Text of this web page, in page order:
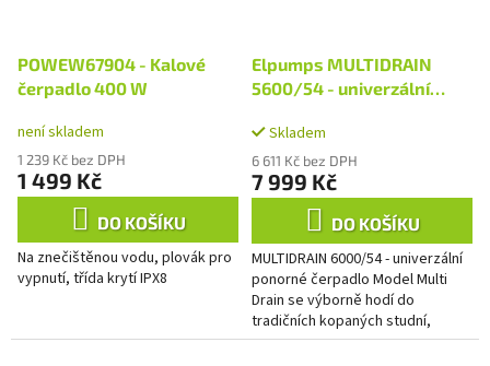
POWEW67904 - Kalové
čerpadlo 400 W
není skladem
1 239 Kč bez DPH
1 499 Kč
DO KOŠÍKU
Na znečištěnou vodu, plovák pro
vypnutí, třída krytí IPX8
Elpumps MULTIDRAIN
5600/54 - univerzální
Skladem
6 611 Kč bez DPH
7 999 Kč
DO KOŠÍKU
MULTIDRAIN 6000/54 - univerzální
ponorné čerpadlo Model Multi
Drain se výborně hodí do
tradičních kopaných studní,
nádrží či bazénů. Ve své kategorii